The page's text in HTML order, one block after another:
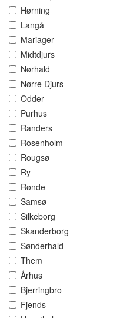
Hørning
Langå
Mariager
Midtdjurs
Nørhald
Nørre Djurs
Odder
Purhus
Randers
Rosenholm
Rougsø
Ry
Rønde
Samsø
Silkeborg
Skanderborg
Sønderhald
Them
Århus
Bjerringbro
Fjends